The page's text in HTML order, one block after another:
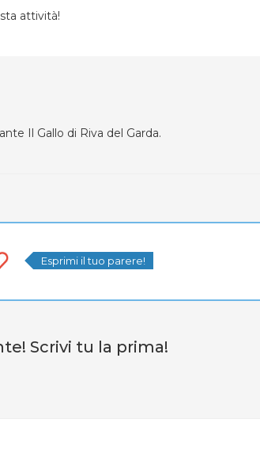
attività!
Il Gallo di Riva del Garda.
Esprimi il tuo parere!
Scrivi tu la prima!